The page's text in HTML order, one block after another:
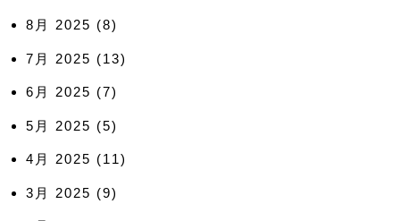
8月 2025 (8)
7月 2025 (13)
6月 2025 (7)
5月 2025 (5)
4月 2025 (11)
3月 2025 (9)